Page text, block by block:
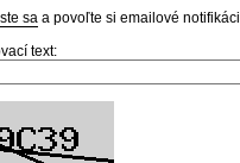
sa a povoľte si emailové
text: